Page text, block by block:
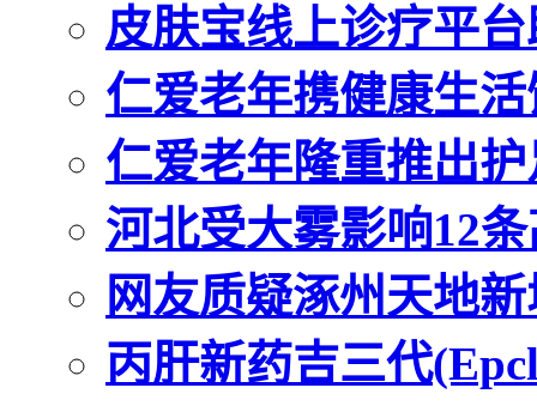
皮肤宝线上诊疗平
仁爱老年携健康生
仁爱老年隆重推出
河北受大雾影响12
网友质疑涿州天地
丙肝新药吉三代